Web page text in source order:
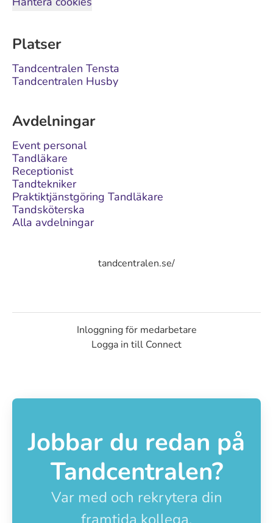
Platser
Tandcentralen Tensta
Tandcentralen Husby
Avdelningar
Event personal
Tandläkare
Receptionist
Tandtekniker
Praktiktjänstgöring Tandläkare
Tandsköterska
Alla avdelningar
tandcentralen.se/
Inloggning för medarbetare
Logga in till Connect
Jobbar du redan på
Tandcentralen?
Var med och rekrytera din